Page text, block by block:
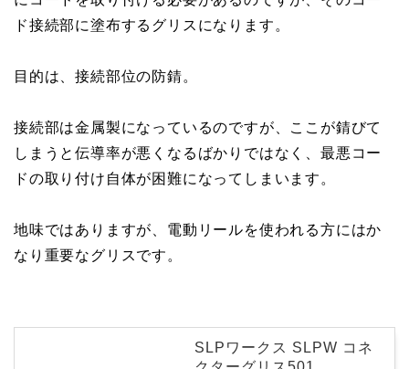
ド接続部に塗布するグリスになります。
目的は、接続部位の防錆。
接続部は金属製になっているのですが、ここが錆びて
しまうと伝導率が悪くなるばかりではなく、最悪コー
ドの取り付け自体が困難になってしまいます。
地味ではありますが、電動リールを使われる方にはか
なり重要なグリスです。
SLPワークス SLPW コネ